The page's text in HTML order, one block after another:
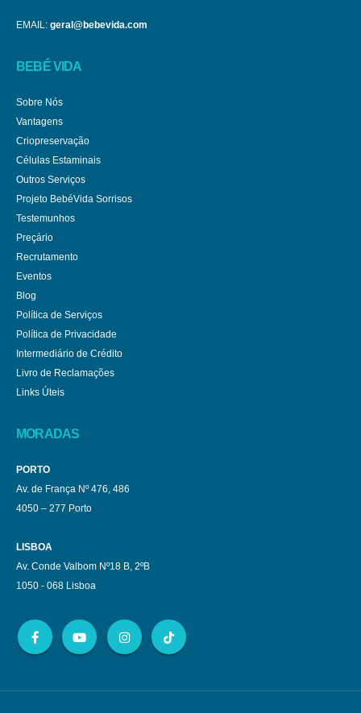
EMAIL: geral@bebevida.com
BEBÉ VIDA
Sobre Nós
Vantagens
Criopreservação
Células Estaminais
Outros Serviços
Projeto BebéVida Sorrisos
Testemunhos
Preçário
Recrutamento
Eventos
Blog
Política de Serviços
Política de Privacidade
Intermediário de Crédito
Livro de Reclamações
Links Úteis
MORADAS
PORTO
Av. de França Nº 476, 486
4050 – 277 Porto
LISBOA
Av. Conde Valbom Nº18 B, 2ºB
1050 - 068 Lisboa